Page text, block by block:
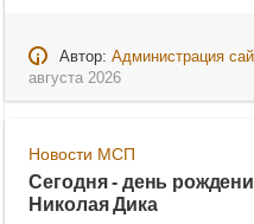
Автор: Администрация
августа 2026
Новости МСП
Сегодня - день
Николая Дика